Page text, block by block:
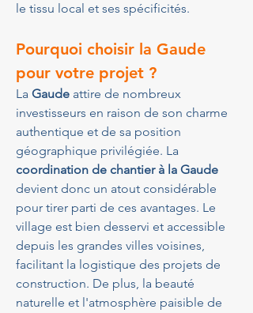
le tissu local et ses spécificités.
Pourquoi choisir la Gaude
pour votre projet ?
La Gaude attire de nombreux
investisseurs en raison de son charme
authentique et de sa position
géographique privilégiée. La
coordination de chantier à la Gaude
devient donc un atout considérable
pour tirer parti de ces avantages. Le
village est bien desservi et accessible
depuis les grandes villes voisines,
facilitant la logistique des projets de
construction. De plus, la beauté
naturelle et l'atmosphère paisible de